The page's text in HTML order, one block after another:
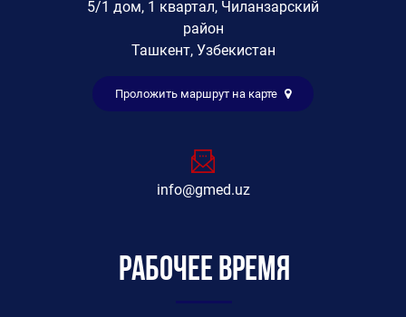
5/1 дом, 1 квартал, Чиланзарский
район
Ташкент, Узбекистан
Проложить маршрут на карте
info@gmed.uz
Рабочее время